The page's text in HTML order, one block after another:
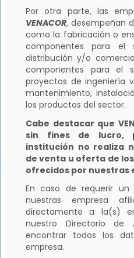
Por otra parte, las
VENACOR, desempeñan
como la fabricación o
componentes para el
distribución y/o
componentes para el
proyectos de ingeniería
mantenimiento,
los productos del sector.
Cabe destacar que
sin fines de lucro,
institución no realiza
de venta u oferta de
ofrecidos por nuestras
En caso de requerir
nuestras empresa
directamente a la(s)
nuestro Directorio de
encontrar todos los
empresa.